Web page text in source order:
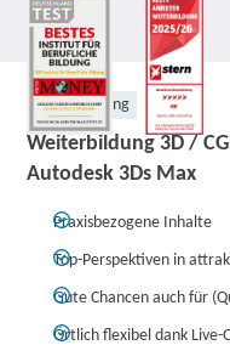
Weiterbildung
Weiterbildung 3D /
Autodesk 3Ds Max
Praxisbezogene Inhalte
Top-Perspektiven in
Gute Chancen auch für
Örtlich flexibel dank Live-